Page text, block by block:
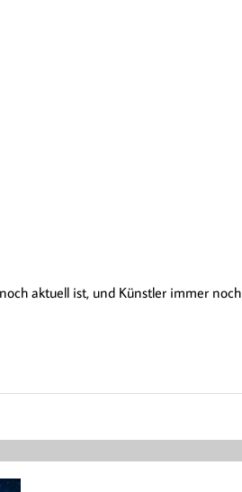
aktuell ist, und Künstler immer noch